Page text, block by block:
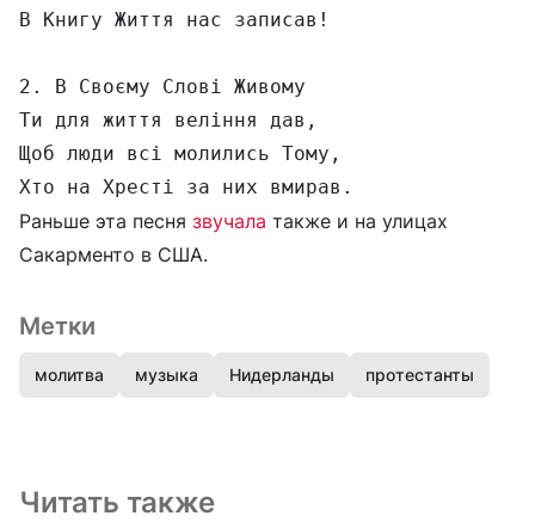
В Книгу Життя нас записав!
2. В Своєму Слові Живому
Ти для життя веління дав,
Щоб люди всі молились Тому,
Хто на Хресті за них вмирав.
Раньше эта песня звучала также и на улицах
Сакарменто в США.
Метки
молитва музыка Нидерланды протестанты
Читать также